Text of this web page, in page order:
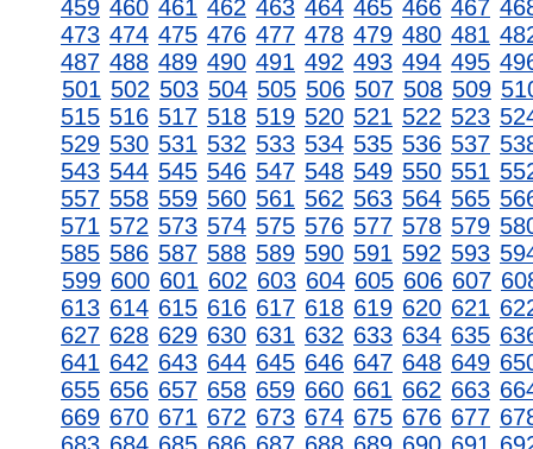
459 460 461 462 463 464 465 466 467
473 474 475 476 477 478 479 480 481
487 488 489 490 491 492 493 494 495
501 502 503 504 505 506 507 508 509
515 516 517 518 519 520 521 522 523
529 530 531 532 533 534 535 536 537
543 544 545 546 547 548 549 550 551
557 558 559 560 561 562 563 564 565
571 572 573 574 575 576 577 578 579
585 586 587 588 589 590 591 592 593
599 600 601 602 603 604 605 606 607
613 614 615 616 617 618 619 620 621
627 628 629 630 631 632 633 634 635
641 642 643 644 645 646 647 648 649
655 656 657 658 659 660 661 662 663
669 670 671 672 673 674 675 676 677